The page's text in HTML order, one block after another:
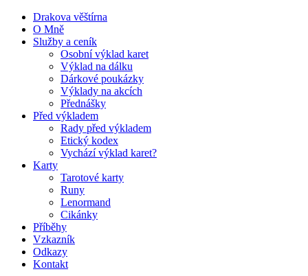
Drakova věštírna
O Mně
Služby a ceník
Osobní výklad karet
Výklad na dálku
Dárkové poukázky
Výklady na akcích
Přednášky
Před výkladem
Rady před výkladem
Etický kodex
Vychází výklad karet?
Karty
Tarotové karty
Runy
Lenormand
Cikánky
Příběhy
Vzkazník
Odkazy
Kontakt